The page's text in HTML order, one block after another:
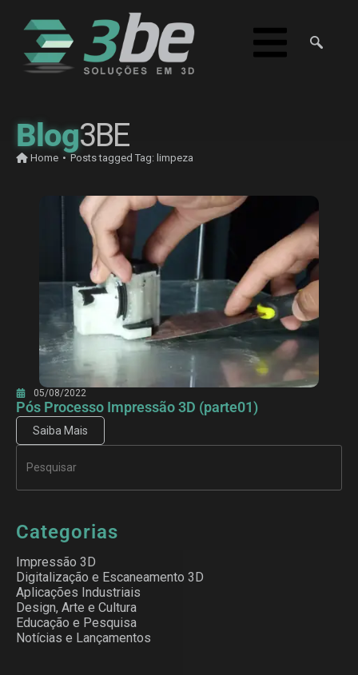
Blog3BE
Home • Posts tagged Tag: limpeza
05/08/2022
Pós Processo Impressão 3D (parte01)
Saiba Mais
Categorias
Impressão 3D
Digitalização e Escaneamento 3D
Aplicações Industriais
Design, Arte e Cultura
Educação e Pesquisa
Notícias e Lançamentos